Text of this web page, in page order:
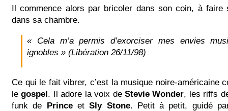
Il commence alors par bricoler dans son coin, à faire
dans sa chambre.
« Cela m’a permis d’exorciser mes envies
ignobles » (Libération 26/11/98)
Ce qui le fait vibrer, c’est la musique noire-américaine
legospel. Il adore la voix deStevie Wonder, les riffs
funk de PrinceetSly Stone. Petit à petit, guidé